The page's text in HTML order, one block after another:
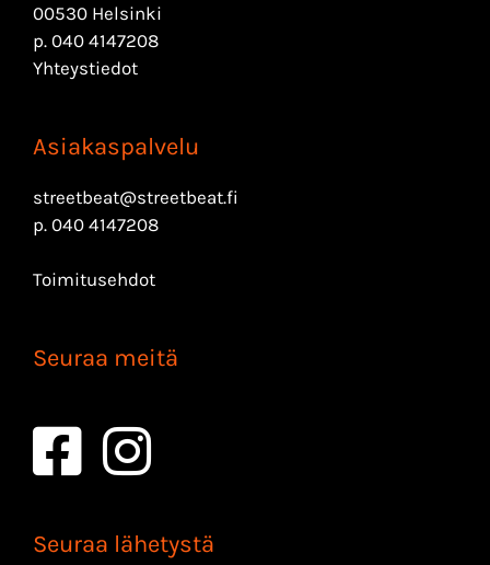
00530 Helsinki
p. 040 4147208
Yhteystiedot
Asiakaspalvelu
streetbeat@streetbeat.fi
p. 040 4147208
Toimitusehdot
Seuraa meitä
Seuraa lähetystä